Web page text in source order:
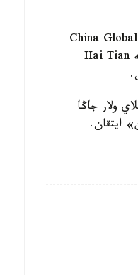
بۇعان دەيىن ا ق ش قىتايدىڭ بەس ءىرى مەملەكەتتىك اقپارات قۇرالدارى: «شينحۋا» اگەنتتىگى، China Global
Television Network تەلەارناسى، China Daily باسىلىمى، «قىتايدىڭ حالىقارالىق راديوسى» جانە Hai Tian
ولار جاڭا
ايتقان.